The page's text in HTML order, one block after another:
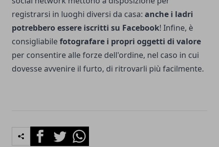
registrarsi in luoghi diversi da casa: anche i ladri
potrebbero essere iscritti su Facebook! Infine, è
consigliabilefotografare i propri oggetti di valore
per consentire alle forze dell'ordine, nel caso in cui
dovesse avvenire il furto, di ritrovarli più facilmente.
FacebookTwitterWhatsapp